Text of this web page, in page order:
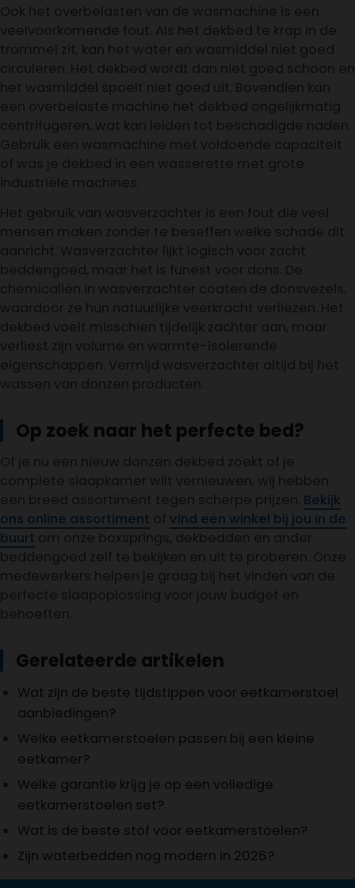
Ook het overbelasten van de wasmachine is een
veelvoorkomende fout. Als het dekbed te krap in de
trommel zit, kan het water en wasmiddel niet goed
circuleren. Het dekbed wordt dan niet goed schoon en
het wasmiddel spoelt niet goed uit. Bovendien kan
een overbelaste machine het dekbed ongelijkmatig
centrifugeren, wat kan leiden tot beschadigde naden.
Gebruik een wasmachine met voldoende capaciteit
of was je dekbed in een wasserette met grote
industriële machines.
Het gebruik van wasverzachter is een fout die veel
mensen maken zonder te beseffen welke schade dit
aanricht. Wasverzachter lijkt logisch voor zacht
beddengoed, maar het is funest voor dons. De
chemicaliën in wasverzachter coaten de donsvezels,
waardoor ze hun natuurlijke veerkracht verliezen. Het
dekbed voelt misschien tijdelijk zachter aan, maar
verliest zijn volume en warmte-isolerende
eigenschappen. Vermijd wasverzachter altijd bij het
wassen van donzen producten.
Op zoek naar het perfecte bed?
Of je nu een nieuw donzen dekbed zoekt of je
complete slaapkamer wilt vernieuwen, wij hebben
een breed assortiment tegen scherpe prijzen. Bekijk
ons online assortiment of vind een winkel bij jou in de
buurt om onze boxsprings, dekbedden en ander
beddengoed zelf te bekijken en uit te proberen. Onze
medewerkers helpen je graag bij het vinden van de
perfecte slaapoplossing voor jouw budget en
behoeften.
Gerelateerde artikelen
Wat zijn de beste tijdstippen voor eetkamerstoel
aanbiedingen?
Welke eetkamerstoelen passen bij een kleine
eetkamer?
Welke garantie krijg je op een volledige
eetkamerstoelen set?
Wat is de beste stof voor eetkamerstoelen?
Zijn waterbedden nog modern in 2026?